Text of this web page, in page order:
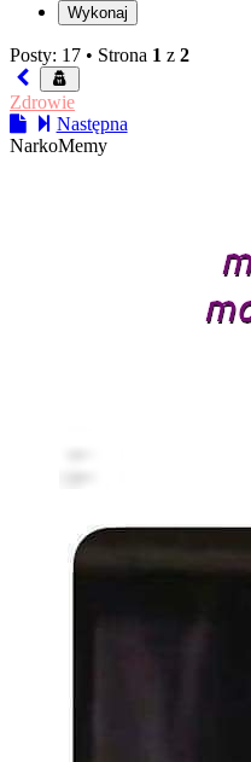
Posty: 17 • Strona 1 z 2
Zdrowie
Następna
NarkoMemy